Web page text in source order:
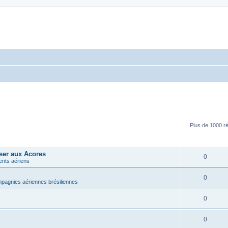
Plus de 1000
aux Acores
aériens
0
aériennes brésiliennes
0
0
0